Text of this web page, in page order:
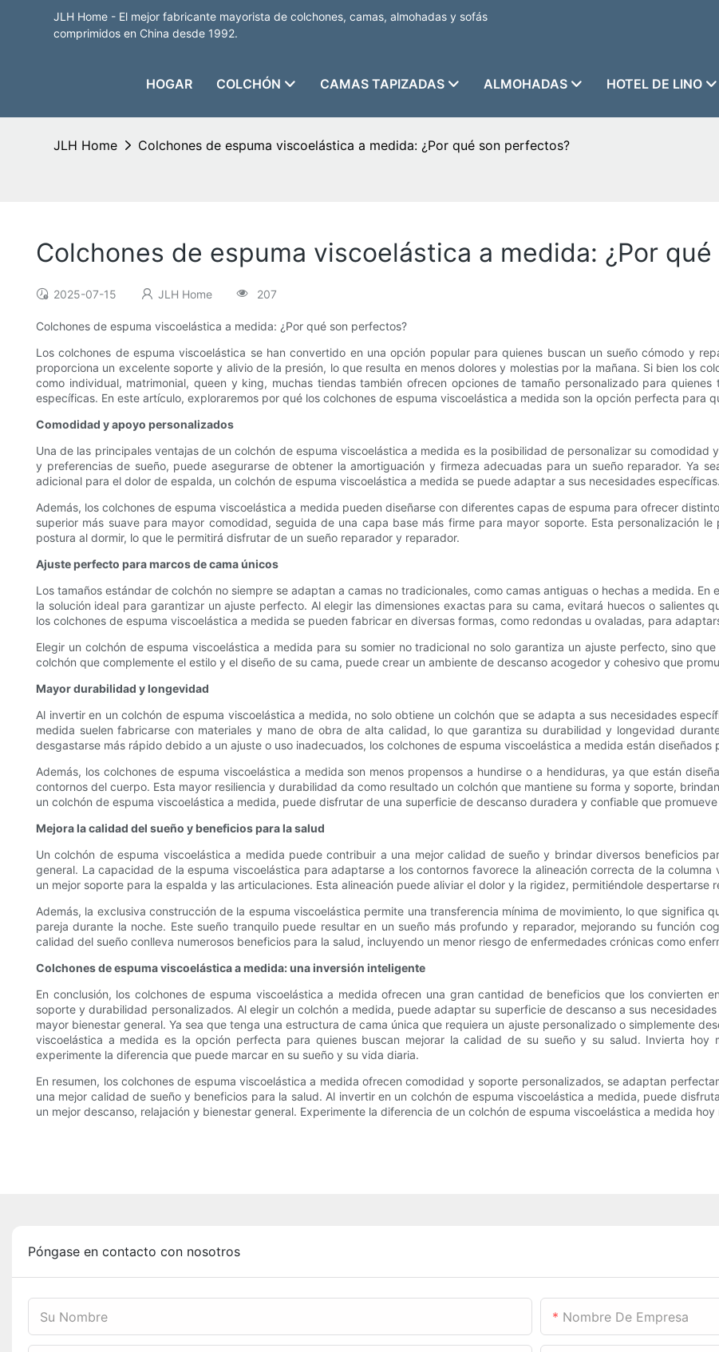
JLH Home - El mejor fabricante mayorista de colchones, camas, almohadas y sofás
comprimidos en China desde 1992.
HOGAR COLCHÓN CAMAS TAPIZADAS ALMOHADAS HOTEL DE LINO
JLH Home Colchones de espuma viscoelástica a medida: ¿Por qué son perfectos?
Colchones de espuma viscoelástica a medida: ¿Por
2025-07-15 JLH Home 207
Colchones de espuma viscoelástica a medida: ¿Por qué son perfectos?
Los colchones de espuma viscoelástica se han convertido en una opción popular para quienes buscan un sueño cómodo y
proporciona un excelente soporte y alivio de la presión, lo que resulta en menos dolores y molestias por la mañana. Si bien los
como individual, matrimonial, queen y king, muchas tiendas también ofrecen opciones de tamaño personalizado para
específicas. En este artículo, exploraremos por qué los colchones de espuma viscoelástica a medida son la opción perfecta para
Comodidad y apoyo personalizados
Una de las principales ventajas de un colchón de espuma viscoelástica a medida es la posibilidad de personalizar su
y preferencias de sueño, puede asegurarse de obtener la amortiguación y firmeza adecuadas para un sueño reparador. Ya
adicional para el dolor de espalda, un colchón de espuma viscoelástica a medida se puede adaptar a sus necesidades específicas.
Además, los colchones de espuma viscoelástica a medida pueden diseñarse con diferentes capas de espuma para ofrecer
superior más suave para mayor comodidad, seguida de una capa base más firme para mayor soporte. Esta personalización
postura al dormir, lo que le permitirá disfrutar de un sueño reparador y reparador.
Ajuste perfecto para marcos de cama únicos
Los tamaños estándar de colchón no siempre se adaptan a camas no tradicionales, como camas antiguas o hechas a medida.
la solución ideal para garantizar un ajuste perfecto. Al elegir las dimensiones exactas para su cama, evitará huecos o salientes
los colchones de espuma viscoelástica a medida se pueden fabricar en diversas formas, como redondas u ovaladas, para
Elegir un colchón de espuma viscoelástica a medida para su somier no tradicional no solo garantiza un ajuste perfecto, sino
colchón que complemente el estilo y el diseño de su cama, puede crear un ambiente de descanso acogedor y cohesivo que
Mayor durabilidad y longevidad
Al invertir en un colchón de espuma viscoelástica a medida, no solo obtiene un colchón que se adapta a sus necesidades
medida suelen fabricarse con materiales y mano de obra de alta calidad, lo que garantiza su durabilidad y longevidad
desgastarse más rápido debido a un ajuste o uso inadecuados, los colchones de espuma viscoelástica a medida están diseñados
Además, los colchones de espuma viscoelástica a medida son menos propensos a hundirse o a hendiduras, ya que están
contornos del cuerpo. Esta mayor resiliencia y durabilidad da como resultado un colchón que mantiene su forma y soporte,
un colchón de espuma viscoelástica a medida, puede disfrutar de una superficie de descanso duradera y confiable que
Mejora la calidad del sueño y beneficios para la salud
Un colchón de espuma viscoelástica a medida puede contribuir a una mejor calidad de sueño y brindar diversos beneficios
general. La capacidad de la espuma viscoelástica para adaptarse a los contornos favorece la alineación correcta de la
un mejor soporte para la espalda y las articulaciones. Esta alineación puede aliviar el dolor y la rigidez, permitiéndole despertarse
Además, la exclusiva construcción de la espuma viscoelástica permite una transferencia mínima de movimiento, lo que significa
pareja durante la noche. Este sueño tranquilo puede resultar en un sueño más profundo y reparador, mejorando su función
calidad del sueño conlleva numerosos beneficios para la salud, incluyendo un menor riesgo de enfermedades crónicas como
Colchones de espuma viscoelástica a medida: una inversión inteligente
En conclusión, los colchones de espuma viscoelástica a medida ofrecen una gran cantidad de beneficios que los convierten
soporte y durabilidad personalizados. Al elegir un colchón a medida, puede adaptar su superficie de descanso a sus
mayor bienestar general. Ya sea que tenga una estructura de cama única que requiera un ajuste personalizado o simplemente
viscoelástica a medida es la opción perfecta para quienes buscan mejorar la calidad de su sueño y su salud. Invierta hoy
experimente la diferencia que puede marcar en su sueño y su vida diaria.
En resumen, los colchones de espuma viscoelástica a medida ofrecen comodidad y soporte personalizados, se adaptan
una mejor calidad de sueño y beneficios para la salud. Al invertir en un colchón de espuma viscoelástica a medida, puede
un mejor descanso, relajación y bienestar general. Experimente la diferencia de un colchón de espuma viscoelástica a medida
Póngase en contacto con nosotros
Su Nombre Nombre De Empresa